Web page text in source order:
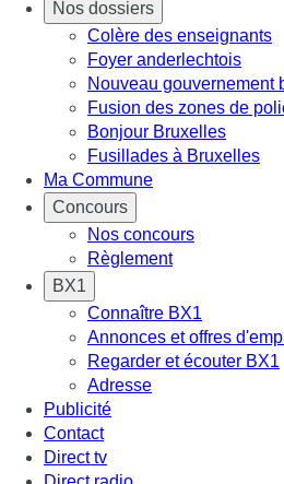
Nos dossiers
Colère des enseignants
Foyer anderlechtois
Nouveau gouvernement
Fusion des zones de
Bonjour Bruxelles
Fusillades à Bruxelles
Ma Commune
Concours
Nos concours
Règlement
BX1
Connaître BX1
Annonces et offres
Regarder et écouter BX1
Adresse
Publicité
Contact
Direct tv